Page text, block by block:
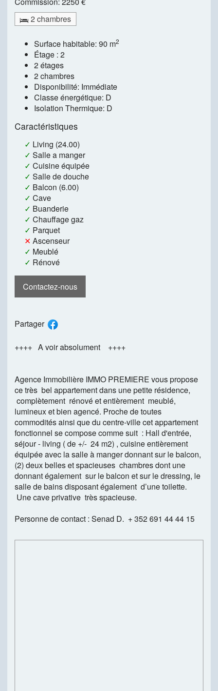
2 chambres
Surface habitable: 90 m2
Étage : 2
2 étages
2 chambres
Disponibilité: Immédiate
Classe énergétique: D
Isolation Thermique: D
Caractéristiques
✓ Living (24.00)
✓ Salle a manger
✓ Cuisine équipée
✓ Salle de douche
✓ Balcon (6.00)
✓ Cave
✓ Buanderie
✓ Chauffage gaz
✓ Parquet
✕ Ascenseur
✓ Meublé
✓ Rénové
Contactez-nous
Partager
++++ A voir absolument ++++
Agence Immobilière IMMO PREMIERE vous propose
ce très bel appartement dans une petite résidence,
complètement rénové et entièrement meublé,
lumineux et bien agencé. Proche de toutes
commodités ainsi que du centre-ville cet appartement
fonctionnel se compose comme suit : Hall d'entrée,
séjour - living ( de +/- 24 m2) , cuisine entièrement
équipée avec la salle à manger donnant sur le balcon,
(2) deux belles et spacieuses chambres dont une
donnant également sur le balcon et sur le dressing, le
salle de bains disposant également d’une toilette.
Une cave privative très spacieuse.
Personne de contact : Senad D. + 352 691 44 44 15